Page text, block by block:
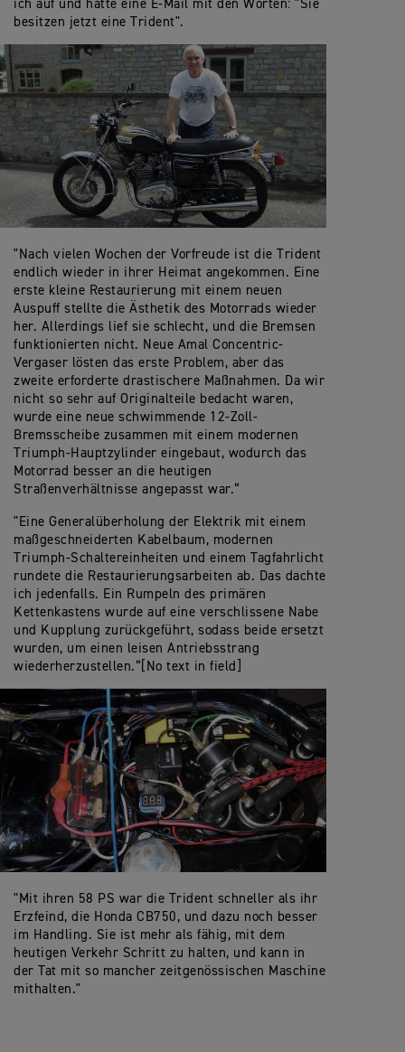
ich auf und hatte eine E-Mail mit den Worten: "Sie
besitzen jetzt eine Trident".
"Nach vielen Wochen der Vorfreude ist die Trident
endlich wieder in ihrer Heimat angekommen. Eine
erste kleine Restaurierung mit einem neuen
Auspuff stellte die Ästhetik des Motorrads wieder
her. Allerdings lief sie schlecht, und die Bremsen
funktionierten nicht. Neue Amal Concentric-
Vergaser lösten das erste Problem, aber das
zweite erforderte drastischere Maßnahmen. Da wir
nicht so sehr auf Originalteile bedacht waren,
wurde eine neue schwimmende 12-Zoll-
Bremsscheibe zusammen mit einem modernen
Triumph-Hauptzylinder eingebaut, wodurch das
Motorrad besser an die heutigen
Straßenverhältnisse angepasst war.“
"Eine Generalüberholung der Elektrik mit einem
maßgeschneiderten Kabelbaum, modernen
Triumph-Schaltereinheiten und einem Tagfahrlicht
rundete die Restaurierungsarbeiten ab. Das dachte
ich jedenfalls. Ein Rumpeln des primären
Kettenkastens wurde auf eine verschlissene Nabe
und Kupplung zurückgeführt, sodass beide ersetzt
wurden, um einen leisen Antriebsstrang
wiederherzustellen.“[No text in field]
"Mit ihren 58 PS war die Trident schneller als ihr
Erzfeind, die Honda CB750, und dazu noch besser
im Handling. Sie ist mehr als fähig, mit dem
heutigen Verkehr Schritt zu halten, und kann in
der Tat mit so mancher zeitgenössischen Maschine
mithalten."